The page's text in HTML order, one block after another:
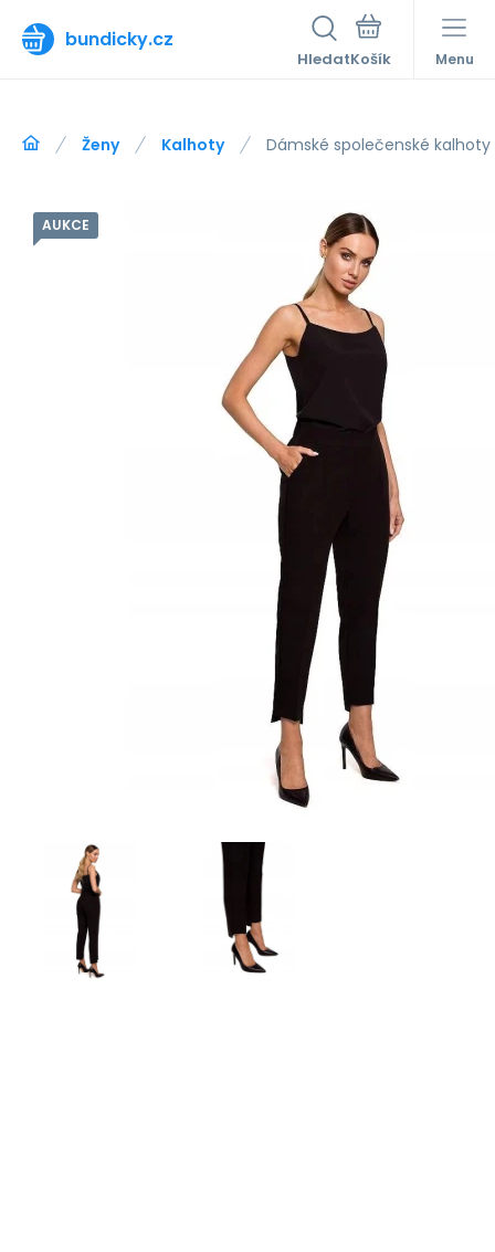
bundicky.cz
Hledat Menu
Ženy Kalhoty Dámské společenské
AUKCE